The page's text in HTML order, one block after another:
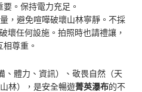
。保持電力充足。
，避免喧嘩破壞山林寧靜。不採
壞任何設施。拍照時也請禮讓，
相尊重。
、體力、資訊）、敬畏自然（天
林），是安全暢遊菁英瀑布的不